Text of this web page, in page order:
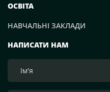
НАПИСАТИ НАМ
ОСВІТА
НАВЧАЛЬНІ ЗАКЛАДИ